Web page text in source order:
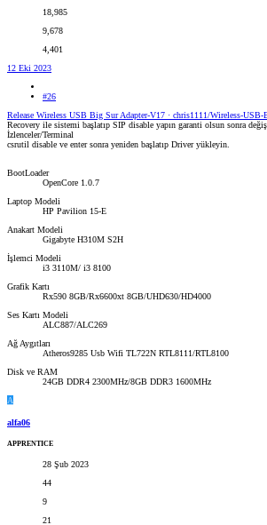
18,985
9,678
4,401
12 Eki 2023
#26
Release Wireless USB Big Sur Adapter-V17 · chris1111/Wireless-USB-
Recovery ile sistemi başlatıp SIP disable yapın garanti olsun sonra
İzlenceler/Terminal
csrutil disable ve enter sonra yeniden başlatıp Driver yükleyin.
BootLoader
OpenCore 1.0.7
Laptop Modeli
HP Pavilion 15-E
Anakart Modeli
Gigabyte H310M S2H
İşlemci Modeli
i3 3110M/ i3 8100
Grafik Kartı
Rx590 8GB/Rx6600xt 8GB/UHD630/HD4000
Ses Kartı Modeli
ALC887/ALC269
Ağ Aygıtları
Atheros9285 Usb Wifi TL722N RTL8111/RTL8100
Disk ve RAM
24GB DDR4 2300MHz/8GB DDR3 1600MHz
A
alfa06
APPRENTICE
28 Şub 2023
44
9
21